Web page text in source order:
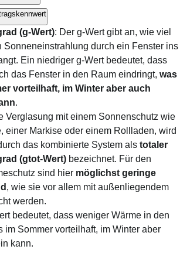
(g-Wert): Der g-Wert gibt an, wie viel
Sonneneinstrahlung durch ein Fenster ins
Ein niedriger g-Wert bedeutet, dass
das Fenster in den Raum eindringt, was
vorteilhaft, im Winter aber auch
.
Verglasung mit einem Sonnenschutz wie
einer Markise oder einem Rollladen, wird
das kombinierte System als totaler
(gtot-Wert) bezeichnet. Für den
sind hier möglichst geringe
, wie sie vor allem mit außenliegendem
werden.